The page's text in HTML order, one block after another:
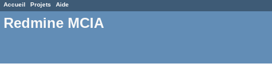
Accueil Projets Aide
Redmine MCIA